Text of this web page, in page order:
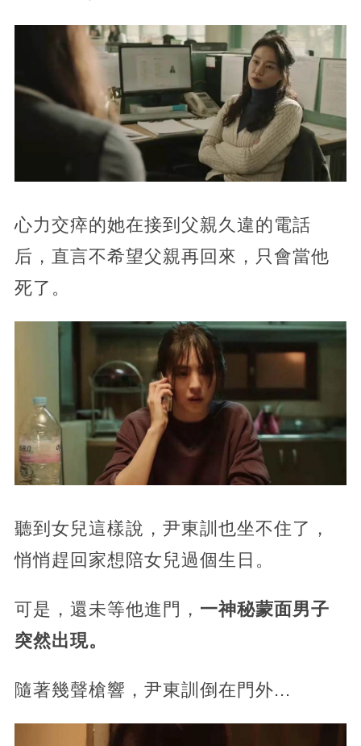
心力交瘁的她在接到父親久違的電話
后，直言不希望父親再回來，只會當他
死了。
聽到女兒這樣說，尹東訓也坐不住了，
悄悄趕回家想陪女兒過個生日。
可是，還未等他進門， 一神秘蒙面男子
突然出現。
隨著幾聲槍響，尹東訓倒在門外...